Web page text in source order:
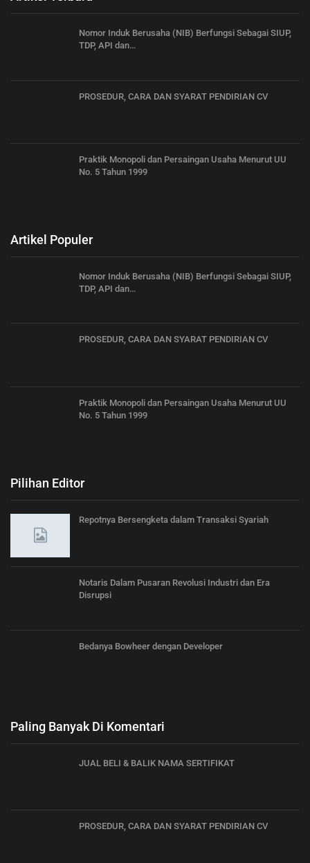
Nomor Induk Berusaha (NIB) Berfungsi Sebagai SIUP,
TDP, API dan…
PROSEDUR, CARA DAN SYARAT PENDIRIAN CV
Praktik Monopoli dan Persaingan Usaha Menurut UU
No. 5 Tahun 1999
Artikel Populer
Nomor Induk Berusaha (NIB) Berfungsi Sebagai SIUP,
TDP, API dan…
PROSEDUR, CARA DAN SYARAT PENDIRIAN CV
Praktik Monopoli dan Persaingan Usaha Menurut UU
No. 5 Tahun 1999
Pilihan Editor
Repotnya Bersengketa dalam Transaksi Syariah
Notaris Dalam Pusaran Revolusi Industri dan Era
Disrupsi
Bedanya Bowheer dengan Developer
Paling Banyak Di Komentari
JUAL BELI & BALIK NAMA SERTIFIKAT
PROSEDUR, CARA DAN SYARAT PENDIRIAN CV